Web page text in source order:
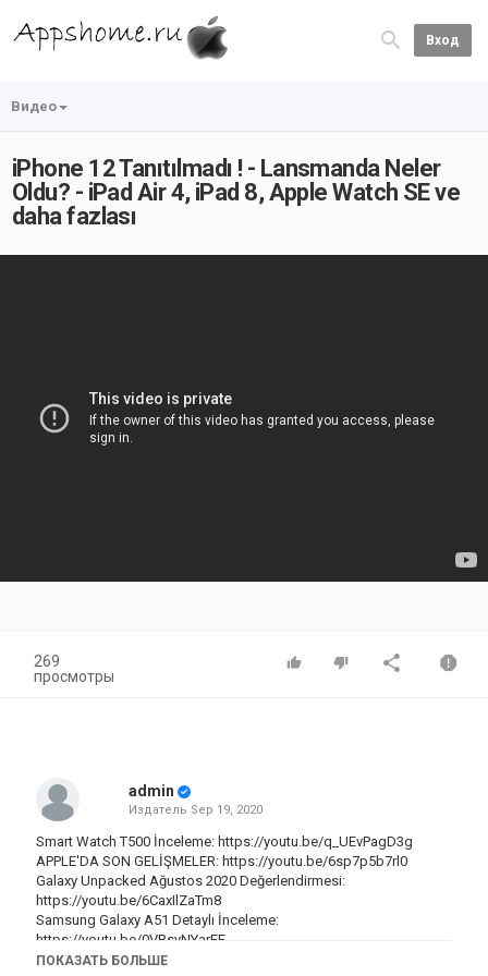
Вход
Видео
iPhone 12 Tanıtılmadı ! - Lansmanda Neler
Oldu? - iPad Air 4, iPad 8, Apple Watch SE ve
daha fazlası
269
просмотры
admin
Издатель Sep 19, 2020
Smart Watch T500 İnceleme: https://youtu.be/q_UEvPagD3g
APPLE'DA SON GELİŞMELER: https://youtu.be/6sp7p5b7rl0
Galaxy Unpacked Ağustos 2020 Değerlendirmesi:
https://youtu.be/6CaxIlZaTm8
Samsung Galaxy A51 Detaylı İnceleme:
https://youtu.be/0VBsyNYarEE
Samsung Galaxy Watch Active 2 İnceleme:
ПОКАЗАТЬ БОЛЬШЕ